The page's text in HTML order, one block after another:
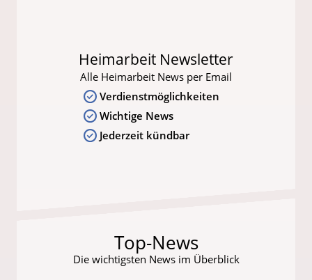
Heimarbeit Newsletter
Alle Heimarbeit News per Email
Verdienstmöglichkeiten
Wichtige News
Jederzeit kündbar
Top-News
Die wichtigsten News im Überblick